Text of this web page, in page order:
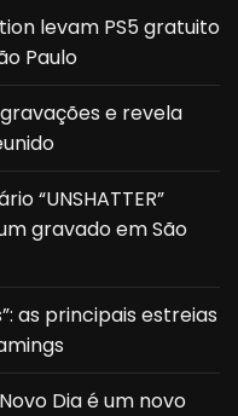
levam PS5 gratuito
Paulo
e revela
“UNSHATTER”
gravado em São
as principais estreias
Dia é um novo